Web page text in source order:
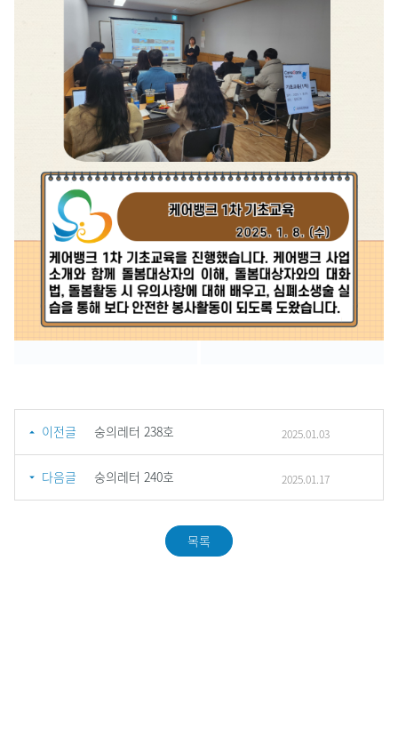
이전글 숭의레터 238호 2025.01.03
다음글 숭의레터 240호 2025.01.17
목록